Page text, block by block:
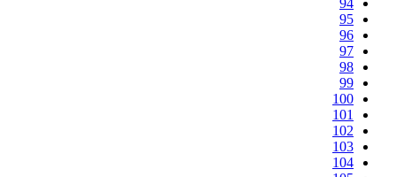
94
95
96
97
98
99
100
101
102
103
104